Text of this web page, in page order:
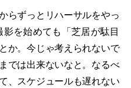
らずっとリハーサルをやっ
を始めても「芝居が駄目
か。今じゃ考えられないで
では出来ないなと。なるべ
、スケジュールも遅れない